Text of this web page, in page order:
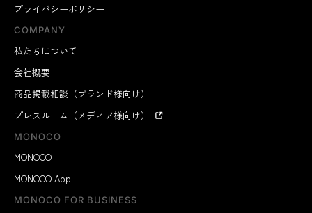
プライバシーポリシー
COMPANY
私たちについて
会社概要
商品掲載相談（ブランド様向け）
プレスルーム（メディア様向け）
MONOCO
MONOCO
MONOCO App
MONOCO FOR BUSINESS